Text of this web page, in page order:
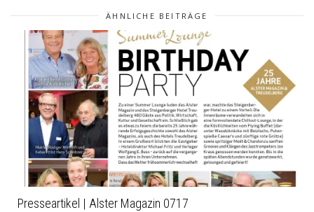
ÄHNLICHE BEITRÄGE
Presseartikel | Alster Magazin 0717